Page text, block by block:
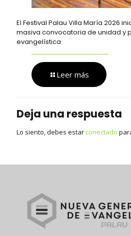
El Festival Palau Villa María 2026
masiva convocatoria de unidad y
evangelística
Leer más
Deja una respuesta
Lo siento, debes estar conectado